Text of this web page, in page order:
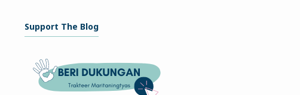
Support The Blog